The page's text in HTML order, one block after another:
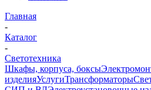
Главная
-
Каталог
-
Светотехника
Шкафы, корпуса, боксы
изделияУслугиТрансформаторы